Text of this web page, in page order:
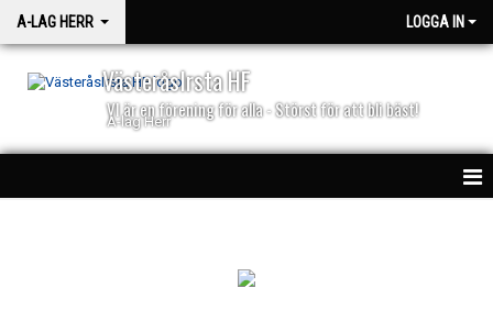
A-LAG HERR LOGGA IN
VästeråsIrsta HF
VI är en förening för alla - Störst för att bli bäst!
A-lag Herr